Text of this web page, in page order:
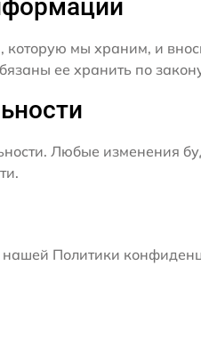
мы храним, и
ее хранить по
Любые изменения
Политики